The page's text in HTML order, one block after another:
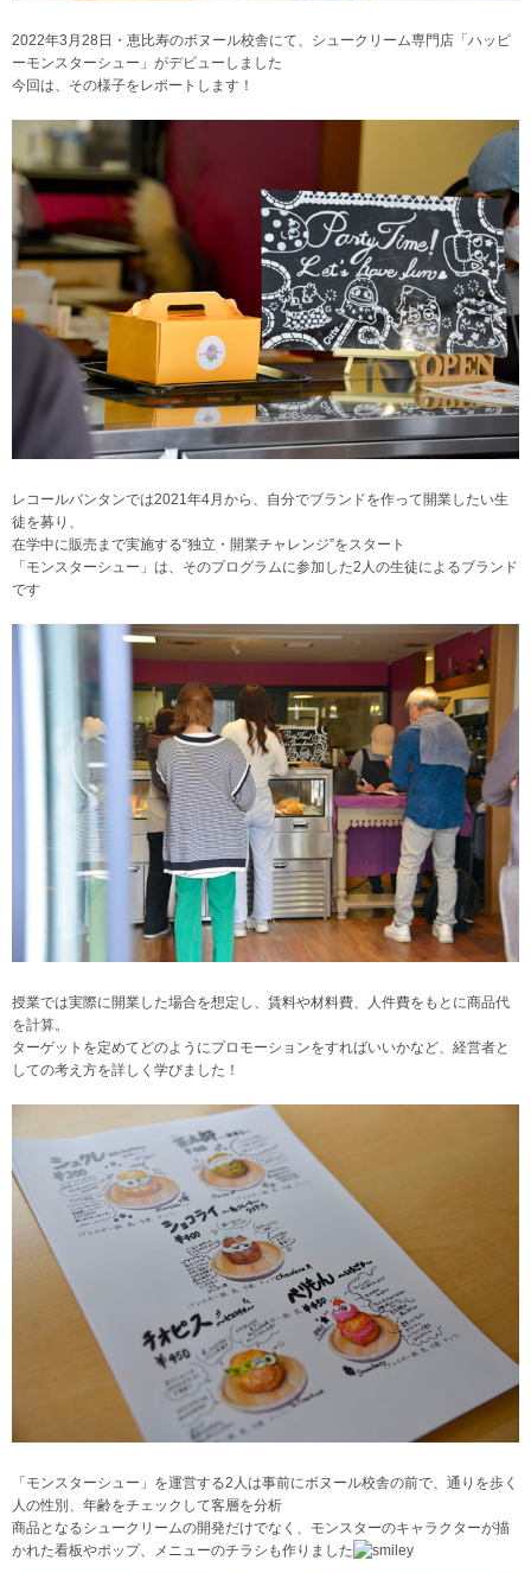
2022年3月28日・恵比寿のボヌール校舎にて、シュークリーム専門店「ハッピ
ーモンスターシュー」がデビューしました
今回は、その様子をレポートします！
レコールバンタンでは2021年4月から、自分でブランドを作って開業したい生
徒を募り、
在学中に販売まで実施する“独立・開業チャレンジ”をスタート
「モンスターシュー」は、そのプログラムに参加した2人の生徒によるブランド
です
授業では実際に開業した場合を想定し、賃料や材料費、人件費をもとに商品代
を計算。
ターゲットを定めてどのようにプロモーションをすればいいかなど、経営者と
しての考え方を詳しく学びました！
「モンスターシュー」を運営する2人は事前にボヌール校舎の前で、通りを歩く
人の性別、年齢をチェックして客層を分析
商品となるシュークリームの開発だけでなく、モンスターのキャラクターが描
かれた看板やポップ、メニューのチラシも作りました